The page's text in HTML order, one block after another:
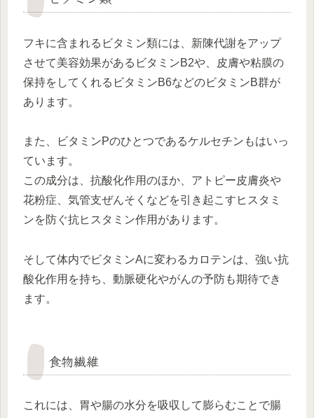
フキに含まれるビタミン類には、新陳代謝をアップ
させて美容効果があるビタミンB2や、皮膚や粘膜の
保持をしてくれるビタミンB6などのビタミンB群が
あります。
また、ビタミンPのひとつであるケルセチンもはいっ
ています。
この成分は、抗酸化作用のほか、アトピー皮膚炎や
花粉症、気管支ぜんそくなどを引き起こすヒスタミ
ンを防ぐ抗ヒスタミン作用があります。
そして体内でビタミンAに変わるカロテンは、強い抗
酸化作用を持ち、動脈硬化やがんの予防も期待でき
ます。
食物繊維
これには、胃や腸の水分を吸収して膨らむことで腸